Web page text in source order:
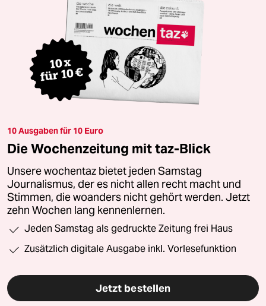
10 Ausgaben für 10 Euro
Die Wochenzeitung mit taz-Blick
Unsere wochentaz bietet jeden Samstag
Journalismus, der es nicht allen recht macht und
Stimmen, die woanders nicht gehört werden. Jetzt
zehn Wochen lang kennenlernen.
Jeden Samstag als gedruckte Zeitung frei Haus
Zusätzlich digitale Ausgabe inkl. Vorlesefunktion
Jetzt bestellen